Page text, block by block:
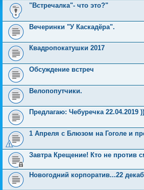
"Встречалка"- что это?"
Вечеринки "У Каскадёра".
Квадропокатушки 2017
Обсуждение встреч
Велопопутчики.
Предлагаю: Чебуречка 22.04.2019
1 Апреля с Блюзом на Гоголе и
Завтра Крещение! Кто не против
Новогодний корпоратив...22